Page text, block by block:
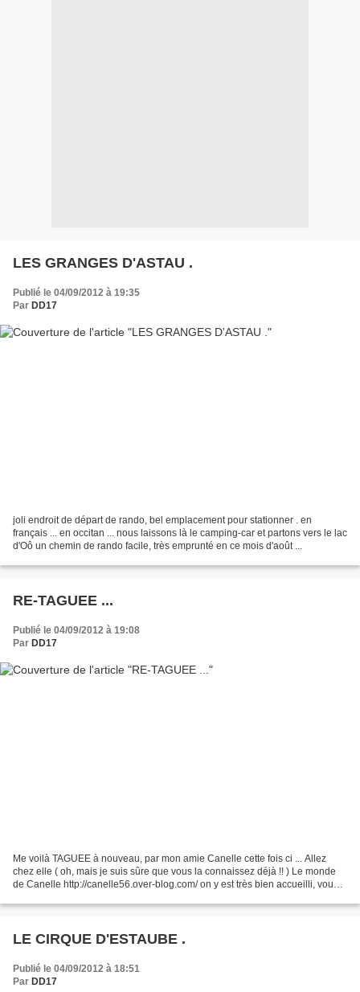
LES GRANGES D'ASTAU .
Publié le 04/09/2012 à 19:35
Par DD17
joli endroit de départ de rando, bel emplacement pour stationner . en
français ... en occitan ... nous laissons là le camping-car et partons vers le lac
d'Oô un chemin de rando facile, très emprunté en ce mois d'août ...
RE-TAGUEE ...
Publié le 04/09/2012 à 19:08
Par DD17
Me voilà TAGUEE à nouveau, par mon amie Canelle cette fois ci ... Allez
chez elle ( oh, mais je suis sûre que vous la connaissez déjà !! ) Le monde
de Canelle http://canelle56.over-blog.com/ on y est très bien accueilli, vous
LE CIRQUE D'ESTAUBE .
Publié le 04/09/2012 à 18:51
Par DD17